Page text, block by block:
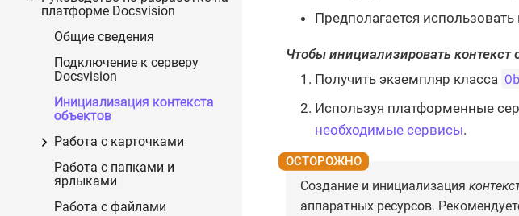
платформе Docsvision
Общие сведения
Подключение к серверу
Docsvision
Инициализация контекста
объектов
Работа с карточками
Работа с папками и
ярлыками
Работа с файлами
Предполагается
Чтобы инициализировать контекст
Получить экземпляр класса
Используя платформенные
необходимые сервисы.
Создание и инициализация
аппаратных ресурсов.